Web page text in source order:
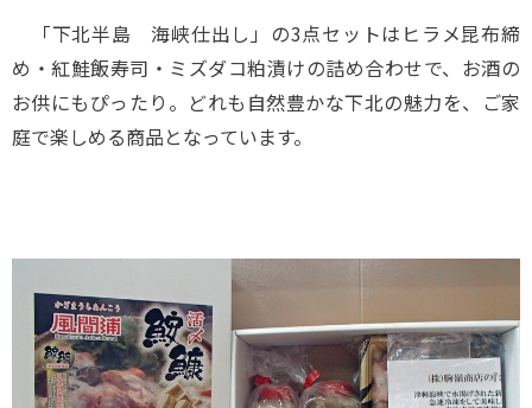
「下北半島 海峡仕出し」の3点セットはヒラメ昆布締
め・紅鮭飯寿司・ミズダコ粕漬けの詰め合わせで、お酒の
お供にもぴったり。どれも自然豊かな下北の魅力を、ご家
庭で楽しめる商品となっています。